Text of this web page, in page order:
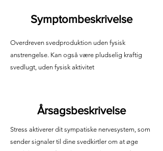
Symptombeskrivelse
Overdreven svedproduktion uden fysisk
anstrengelse. Kan også være pludselig kraftig
svedlugt, uden fysisk aktivitet
Årsagsbeskrivelse
Stress aktiverer dit sympatiske nervesystem, som
sender signaler til dine svedkirtler om at øge